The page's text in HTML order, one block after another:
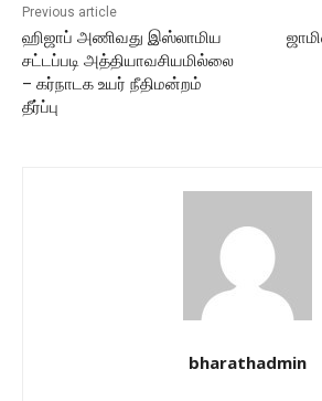
Previous article
ஹிஜாப் அணிவது இஸ்லாமிய
சட்டப்படி அத்தியாவசியமில்லை
– கர்நாடக உயர் நீதிமன்றம்
தீர்ப்பு
bharathadmin